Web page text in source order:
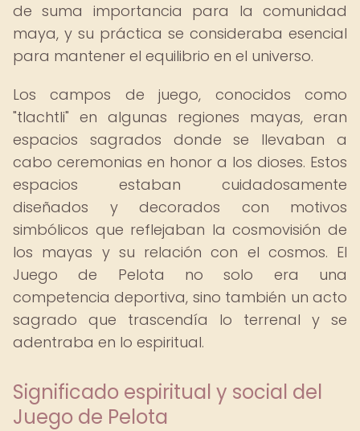
de suma importancia para la comunidad
maya, y su práctica se consideraba esencial
para mantener el equilibrio en el universo.
Los campos de juego, conocidos como
"tlachtli" en algunas regiones mayas, eran
espacios sagrados donde se llevaban a
cabo ceremonias en honor a los dioses. Estos
espacios estaban cuidadosamente
diseñados y decorados con motivos
simbólicos que reflejaban la cosmovisión de
los mayas y su relación con el cosmos. El
Juego de Pelota no solo era una
competencia deportiva, sino también un acto
sagrado que trascendía lo terrenal y se
adentraba en lo espiritual.
Significado espiritual y social del
Juego de Pelota